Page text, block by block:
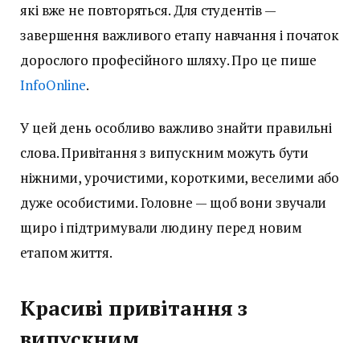
які вже не повторяться. Для студентів —
завершення важливого етапу навчання і початок
дорослого професійного шляху. Про це пише
InfoOnline.
У цей день особливо важливо знайти правильні
слова. Привітання з випускним можуть бути
ніжними, урочистими, короткими, веселими або
дуже особистими. Головне — щоб вони звучали
щиро і підтримували людину перед новим
етапом життя.
Красиві привітання з